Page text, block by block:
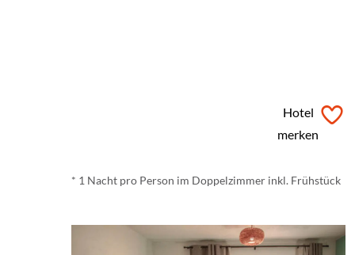
Hotel
merken
* 1 Nacht pro Person im Doppelzimmer inkl. Frühstück